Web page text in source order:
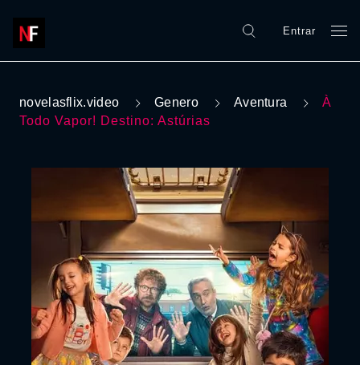
Entrar
novelasflix.video Genero Aventura
À
Todo Vapor! Destino: Astúrias